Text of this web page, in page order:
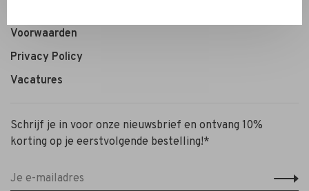
Voorwaarden
Privacy Policy
Vacatures
Schrijf je in voor onze nieuwsbrief en ontvang 10%
korting op je eerstvolgende bestelling!*